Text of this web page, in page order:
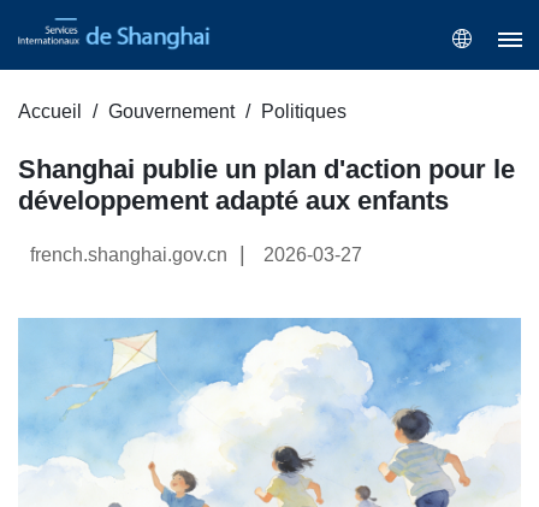
Accueil Gouvernement Politiques
Shanghai publie un plan d'action pour le
développement adapté aux enfants
french.shanghai.gov.cn 2026-03-27